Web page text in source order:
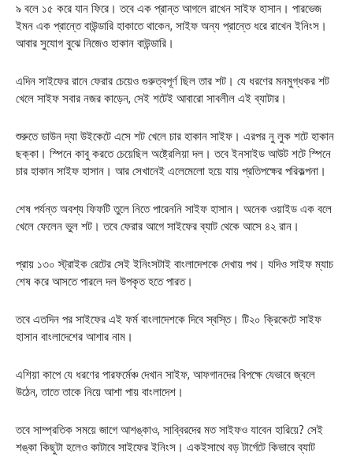
৯ বলে ১৫ করে যান ফিরে। তবে এক প্রান্ত আগলে রাখেন সাইফ হাসান। পারভেজ
ইমন এক প্রান্তে বাউন্ডারি হাকাতে থাকেন, সাইফ অন্য প্রান্তে ধরে রাখেন ইনিংস।
আবার সুযোগ বুঝে নিজেও হাকান বাউন্ডারি।
এদিন সাইফের রানে ফেরার চেয়েও গুরুত্বপূর্ণ ছিল তার শট। যে ধরণের মনমুগ্ধকর শট
খেলে সাইফ সবার নজর কাড়েন, সেই শটেই আবারো সাবলীল এই ব্যাটার।
শুরুতে ডাউন দ্যা উইকেটে এসে শট খেলে চার হাকান সাইফ। এরপর নু লুক শটে হাকান
ছক্কা। স্পিনে কাবু করতে চেয়েছিল অষ্ট্রেলিয়া দল। তবে ইনসাইড আউট শটে স্পিনে
চার হাকান সাইফ হাসান। আর সেখানেই এলেমেলো হয়ে যায় প্রতিপক্ষের পরিকল্পনা।
শেষ পর্যন্ত অবশ্য ফিফটি তুলে নিতে পারেননি সাইফ হাসান। অনেক ওয়াইড এক বলে
খেলে ফেলেন ভুল শট। তবে ফেরার আগে সাইফের ব্যাট থেকে আসে ৪২ রান।
প্রায় ১৩০ স্ট্রাইক রেটের সেই ইনিংসটাই বাংলাদেশকে দেখায় পথ। যদিও সাইফ ম্যাচ
শেষ করে আসতে পারলে দল উপকৃত হতে পারত।
তবে এতদিন পর সাইফের এই ফর্ম বাংলাদেশকে দিবে স্বস্তি। টি২০ ক্রিকেটে সাইফ
হাসান বাংলাদেশের আশার নাম।
এশিয়া কাপে যে ধরণের পারফর্মেঞ্চ দেখান সাইফ, আফগানদের বিপক্ষে যেভাবে জ্বলে
উঠেন, তাতে তাকে নিয়ে আশা পায় বাংলাদেশ।
তবে সাম্প্রতিক সময়ে জাগে আশঙ্কাও, সাব্বিরদের মত সাইফও যাবেন হারিয়ে? সেই
শঙ্কা কিছুটা হলেও কাটাবে সাইফের ইনিংস। একইসাথে বড় টার্গেটে কিভাবে ব্যাট